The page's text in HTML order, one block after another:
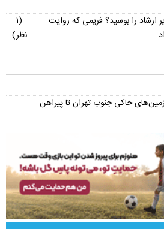
را بوسید؟ فریمی که روایت
(۱
نظر)
زمین‌های خاکی جنوب تهران تا پیراهن